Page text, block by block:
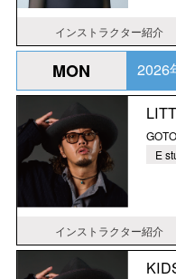
インストラクター紹介
MON 2026
GOTO
E
インストラクター紹介